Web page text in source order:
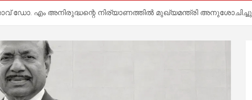
ഡോ. എം അനിരുദ്ധന്റെ നിര്യാണത്തിൽ മുഖ്യമന്ത്രി അനുശോചിച്ചു